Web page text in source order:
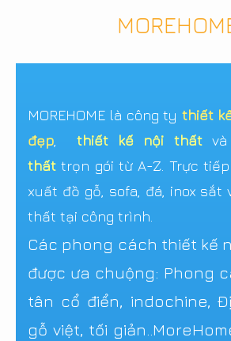
MOREHOME là công ty thiết
đẹp, thiết kế nội thất
thất trọn gói từ A-Z. Trực
xuất đồ gỗ, sofa, đá, inox sắt
thất tại công trình.
Các phong cách thiết kế
được ưa chuộng: Phong
tân cổ điển, indochine,
gỗ việt, tối